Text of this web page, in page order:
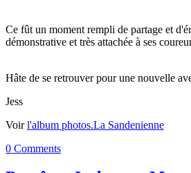
Ce fût un moment rempli de partage et
démonstrative et très attachée à ses
Hâte de se retrouver pour une nouvelle
Jess
Voirl'album photos.La Sandenienne
0 Comments